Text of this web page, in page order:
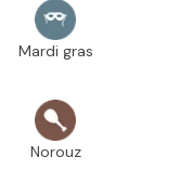
Mardi gras
Norouz